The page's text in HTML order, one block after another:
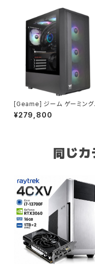
[Geame] ジーム ゲーミング
C デスクトップ タワー型 ゲー
ピーシー Geforce RTX
gaming G-StormXi (ブラッ
ク・2) B0FBM5QC7Y
¥279,800
同じ